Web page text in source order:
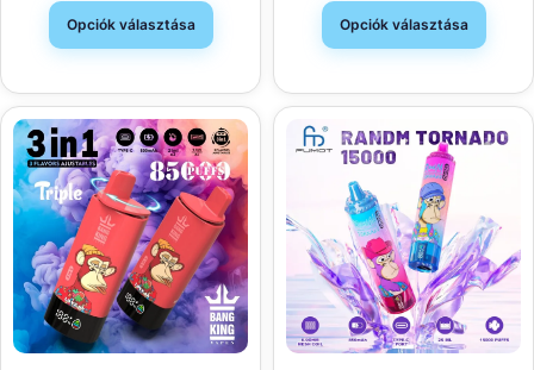
Opciók választása Opciók választása